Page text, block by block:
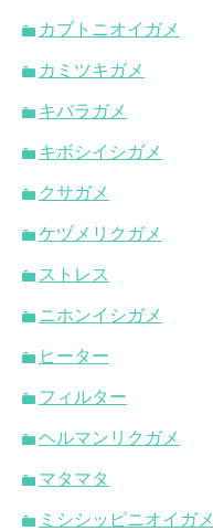
カブトニオイガメ
カミツキガメ
キバラガメ
キボシイシガメ
クサガメ
ケヅメリクガメ
ストレス
ニホンイシガメ
ヒーター
フィルター
ヘルマンリクガメ
マタマタ
ミシシッピニオイガメ